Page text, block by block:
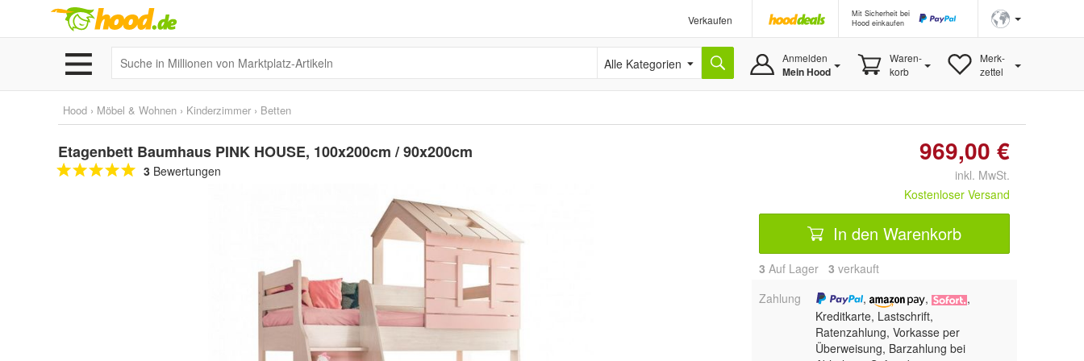
Verkaufen
Mit Sicherheit bei
Hood einkaufen
Alle Kategorien Anmelden
Mein Hood
Waren-
korb
Merk-
zettel
Hood › Möbel & Wohnen › Kinderzimmer › Betten
Etagenbett Baumhaus PINK HOUSE, 100x200cm / 90x200cm
3 Bewertungen
969,00 €
inkl. MwSt.
Kostenloser Versand
In den Warenkorb
3 Auf Lager 3 verkauft
Zahlung
, ,
,
Kreditkarte, Lastschrift,
Ratenzahlung, Vorkasse per
Überweisung, Barzahlung bei